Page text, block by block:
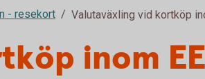
- resekort Valutaväxling vid kortköp
inom